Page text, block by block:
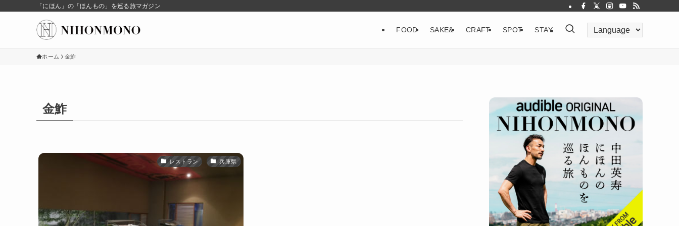
「にほん」の「ほんもの」を巡る旅マガジン
FOOD SAKE& CRAFT SPOT STAY
ホーム 金鮓
金鮓
レストラン 兵庫県